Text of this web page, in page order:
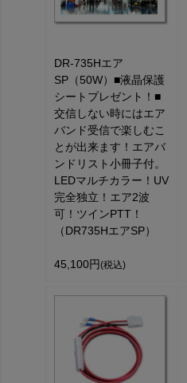
DR-735Hエア
SP（50W）■液晶保護
シートプレゼント！■
交信しない時にはエア
バンド受信で楽しむこ
とが出来ます！エアバ
ンドリスト小冊子付。
LEDマルチカラー！UV
完全独立！エア2波
可！ツインPTT！
（DR735HエアSP）
45,100円 (税込)